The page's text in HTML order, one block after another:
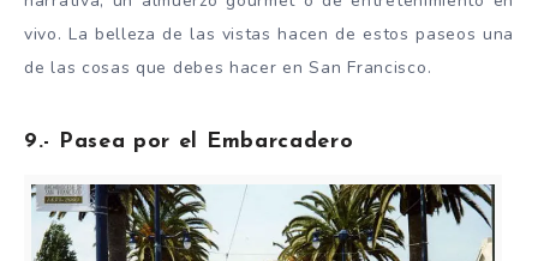
vivo. La belleza de las vistas hacen de estos paseos una
de las cosas que debes hacer en San Francisco.
9.- Pasea por el Embarcadero